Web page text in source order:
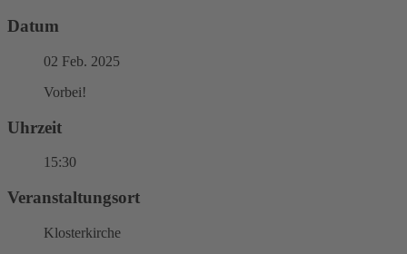
Datum
02 Feb. 2025
Vorbei!
Uhrzeit
15:30
Veranstaltungsort
Klosterkirche